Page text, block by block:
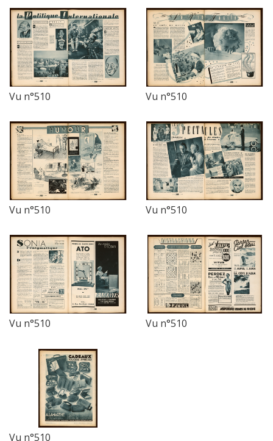
Vu n°510 Vu n°510
Vu n°510 Vu n°510
Vu n°510 Vu n°510
Vu n°510